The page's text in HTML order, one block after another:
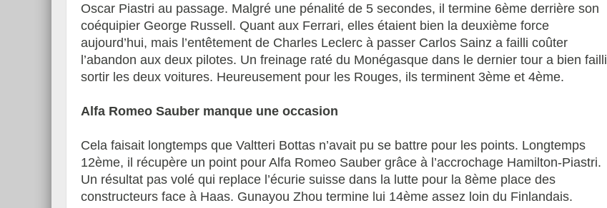
Oscar Piastri au passage. Malgré une pénalité de 5 secondes, il termine 6ème derrière son
coéquipier George Russell. Quant aux Ferrari, elles étaient bien la deuxième force
aujourd’hui, mais l’entêtement de Charles Leclerc à passer Carlos Sainz a failli coûter
l’abandon aux deux pilotes. Un freinage raté du Monégasque dans le dernier tour a bien failli
sortir les deux voitures. Heureusement pour les Rouges, ils terminent 3ème et 4ème.
Alfa Romeo Sauber manque une occasion
Cela faisait longtemps que Valtteri Bottas n’avait pu se battre pour les points. Longtemps
12ème, il récupère un point pour Alfa Romeo Sauber grâce à l’accrochage Hamilton-Piastri.
Un résultat pas volé qui replace l’écurie suisse dans la lutte pour la 8ème place des
constructeurs face à Haas. Gunayou Zhou termine lui 14ème assez loin du Finlandais.